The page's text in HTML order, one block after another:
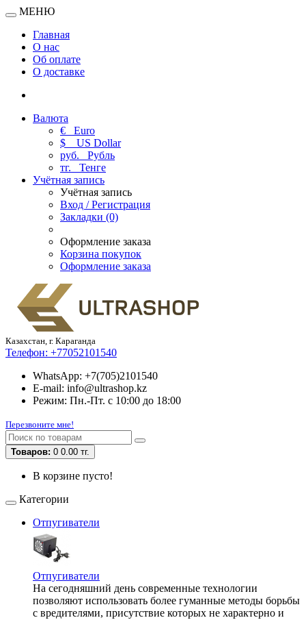
МЕНЮ
Главная
О нас
Об оплате
О доставке
Валюта
€ Euro
$
US Dollar
руб. Рубль
тг. Тенге
Учётная запись
Учётная запись
Вход / Регистрация
Закладки (0)
Оформление заказа
Корзина покупок
Оформление заказа
Казахстан, г. Караганда
Телефон: +77052101540
WhatsApp: +7(705)2101540
E-mail: info@ultrashop.kz
Режим: Пн.-Пт. с 10:00 до 18:00
Перезвоните мне!
Товаров: 0 0.00 тг.
В корзине пусто!
Категории
Отпугиватели
Отпугиватели
На сегодняшний день современные технологии
позволяют использовать более гуманные методы борьбы
с вредителями, присутствие которых не характерно и